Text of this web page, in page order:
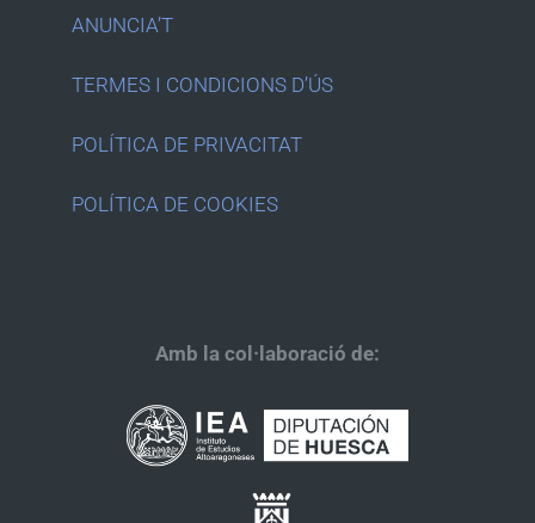
ANUNCIA’T
TERMES I CONDICIONS D’ÚS
POLÍTICA DE PRIVACITAT
POLÍTICA DE COOKIES
Amb la col·laboració de: